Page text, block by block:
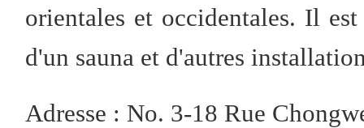
orientales et occidentales. Il
d'un sauna et d'autres
Adresse : No. 3-18 Rue